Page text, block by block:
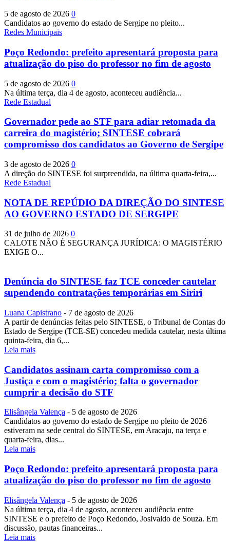
5 de agosto de 2026 0
Candidatos ao governo do estado de Sergipe no pleito...
Redes Municipais
Poço Redondo: prefeito apresentará proposta para
atualização do piso do professor no fim de agosto
5 de agosto de 2026 0
Na última terça, dia 4 de agosto, aconteceu audiência...
Rede Estadual
Governador pede ao STF para adiar retomada da
carreira do magistério; SINTESE cobrará
compromisso dos candidatos ao Governo de Sergipe
3 de agosto de 2026 0
A direção do SINTESE foi surpreendida, na última quarta-feira,...
Rede Estadual
NOTA DE REPÚDIO DA DIREÇÃO DO SINTESE
AO GOVERNO ESTADO DE SERGIPE
31 de julho de 2026 0
CALOTE NÃO É SEGURANÇA JURÍDICA: O MAGISTÉRIO
EXIGE O...
Denúncia do SINTESE faz TCE conceder cautelar
supendendo contratações temporárias em Siriri
Luana Capistrano - 7 de agosto de 2026
A partir de denúncias feitas pelo SINTESE, o Tribunal de Contas do
Estado de Sergipe (TCE-SE) concedeu medida cautelar, nesta última
quinta-feira, dia 6,...
Leia mais
Candidatos assinam carta compromisso com a
Justiça e com o magistério; falta o governador
cumprir a decisão do STF
Elisângela Valença - 5 de agosto de 2026
Candidatos ao governo do estado de Sergipe no pleito de 2026
estiveram na sede central do SINTESE, em Aracaju, na terça e
quarta-feira, dias...
Leia mais
Poço Redondo: prefeito apresentará proposta para
atualização do piso do professor no fim de agosto
Elisângela Valença - 5 de agosto de 2026
Na última terça, dia 4 de agosto, aconteceu audiência entre
SINTESE e o prefeito de Poço Redondo, Josivaldo de Souza. Em
discussão, pautas financeiras...
Leia mais